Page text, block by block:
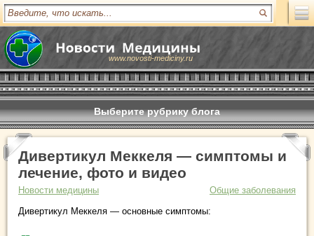
www.novosti-mediciny.ru
Выберите рубрику блога
Дивертикул Меккеля — симптомы и
лечение, фото и видео
Новости медицины
Общие заболевания
Дивертикул Меккеля — основные симптомы: